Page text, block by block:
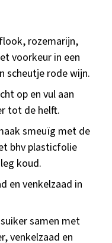
rozemarijn,
voorkeur in een
scheutje rode wijn.
op en vul aan
tot de helft.
smeuïg met de
bhv plasticfolie
koud.
en venkelzaad in
samen met
venkelzaad en